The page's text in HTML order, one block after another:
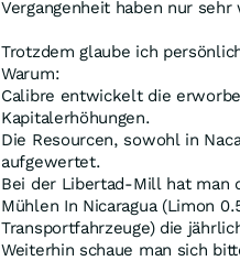
Vergangenheit haben nur
Trotzdem glaube ich
Warum:
Calibre entwickelt die
Kapitalerhöhungen.
Die Resourcen, sowohl in
aufgewertet.
Bei der Libertad-Mill hat man
Mühlen In Nicaragua (Limon
Transportfahrzeuge) die
Weiterhin schaue man sich